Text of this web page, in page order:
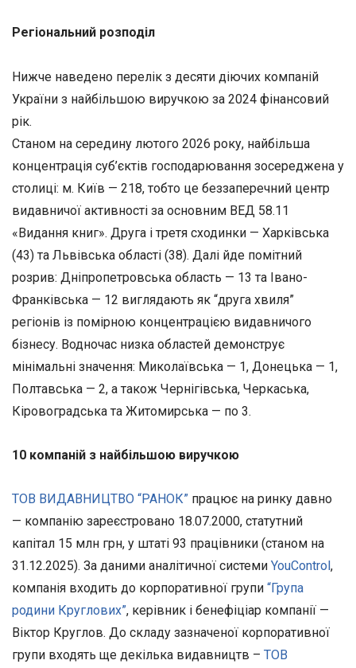
Регіональний розподіл
Нижче наведено перелік з десяти діючих компаній
України з найбільшою виручкою за 2024 фінансовий
рік.
Станом на середину лютого 2026 року, найбільша
концентрація суб’єктів господарювання зосереджена у
столиці: м. Київ — 218, тобто це беззаперечний центр
видавничої активності за основним ВЕД 58.11
«Видання книг». Друга і третя сходинки — Харківська
(43) та Львівська області (38). Далі йде помітний
розрив: Дніпропетровська область — 13 та Івано-
Франківська — 12 виглядають як “друга хвиля”
регіонів із помірною концентрацією видавничого
бізнесу. Водночас низка областей демонструє
мінімальні значення: Миколаївська — 1, Донецька — 1,
Полтавська — 2, а також Чернігівська, Черкаська,
Кіровоградська та Житомирська — по 3.
10 компаній з найбільшою виручкою
ТОВ ВИДАВНИЦТВО “РАНОК” працює на ринку давно
— компанію зареєстровано 18.07.2000, статутний
капітал 15 млн грн, у штаті 93 працівники (станом на
31.12.2025). За даними аналітичної системи YouControl,
компанія входить до корпоративної групи “Група
родини Круглових”, керівник і бенефіціар компанії —
Віктор Круглов. До складу зазначеної корпоративної
групи входять ще декілька видавництв – ТОВ